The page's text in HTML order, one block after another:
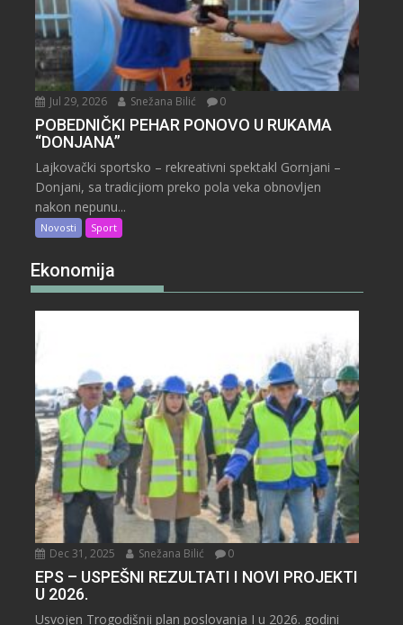
Jul 29, 2026 Snežana Bilić 0
POBEDNIČKI PEHAR PONOVO U RUKAMA
“DONJANA”
Lajkovački sportsko – rekreativni spektakl Gornjani –
Donjani, sa tradicjiom preko pola veka obnovljen
nakon nepunu...
Novosti Sport
Ekonomija
Dec 31, 2025 Snežana Bilić 0
EPS – USPEŠNI REZULTATI I NOVI PROJEKTI
U 2026.
Usvojen Trogodišnji plan poslovanja I u 2026. godini